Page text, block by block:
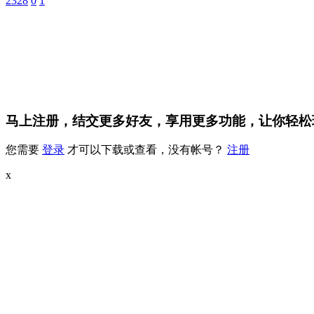
马上注册，结交更多好友，享用更多功能，让你轻松
您需要 登录 才可以下载或查看，没有帐号？ 注册
x